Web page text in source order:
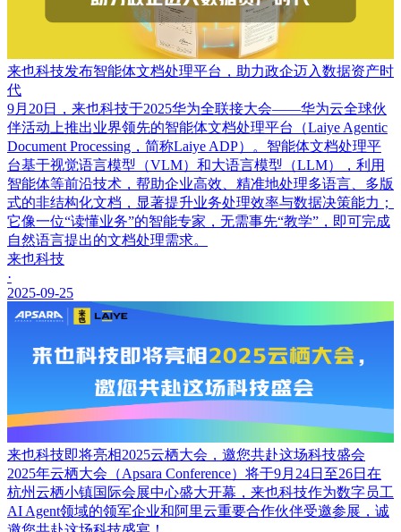
来也科技发布智能体文档处理平台，助力政企迈入数据资产时
代
9月20日，来也科技于2025华为全联接大会——华为云全球伙
伴活动上推出业界领先的智能体文档处理平台（Laiye Agentic
Document Processing，简称Laiye ADP）。智能体文档处理平
台基于视觉语言模型（VLM）和大语言模型（LLM），利用
智能体等前沿技术，帮助企业高效、精准地处理多语言、多版
式的非结构化文档，显著提升业务处理效率与数据决策能力；
它像一位“读懂业务”的智能专家，无需事先“教学”，即可完成
自然语言提出的文档处理需求。
来也科技
·
2025-09-25
来也科技即将亮相2025云栖大会，邀您共赴这场科技盛会
2025年云栖大会（Apsara Conference）将于9月24日至26日在
杭州云栖小镇国际会展中心盛大开幕，来也科技作为数字员工
AI Agent领域的领军企业和阿里云重要合作伙伴受邀参展，诚